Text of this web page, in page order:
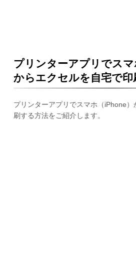
プリンターアプリでスマ
からエクセルを自宅で印
プリンターアプリでスマホ（iPhone
刷する方法をご紹介します。